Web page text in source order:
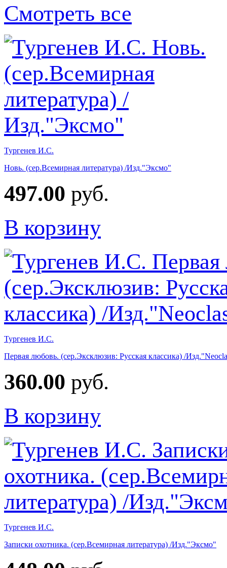
Смотреть все
Тургенев И.С.
Новь. (сер.Всемирная литература) /Изд."Эксмо"
497.00 руб.
В корзину
Тургенев И.С.
Первая любовь. (сер.Эксклюзив: Русская классика) /
360.00 руб.
В корзину
Тургенев И.С.
Записки охотника. (сер.Всемирная литература) /Изд."Эксмо"